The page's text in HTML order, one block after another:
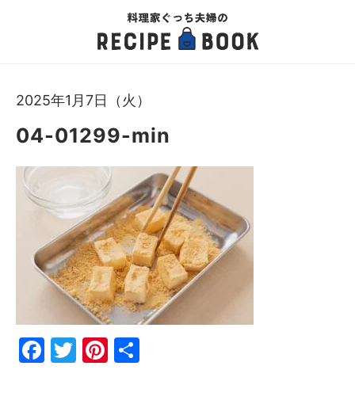
2025年1月7日（火）
04-01299-min
Fac
Twi
Pin